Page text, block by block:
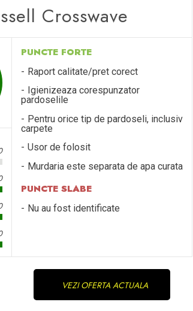
Crosswave
PUNCTE FORTE
Raport calitate/pret corect
Igienizeaza corespunzator
pardoselile
Pentru orice tip de pardoseli, inclusiv
carpete
Usor de folosit
Murdaria este separata de apa curata
PUNCTE SLABE
Nu au fost identificate
VEZI OFERTA ACTUALA